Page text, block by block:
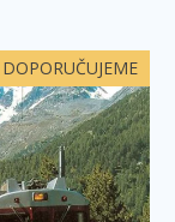
DOPORUČUJEME